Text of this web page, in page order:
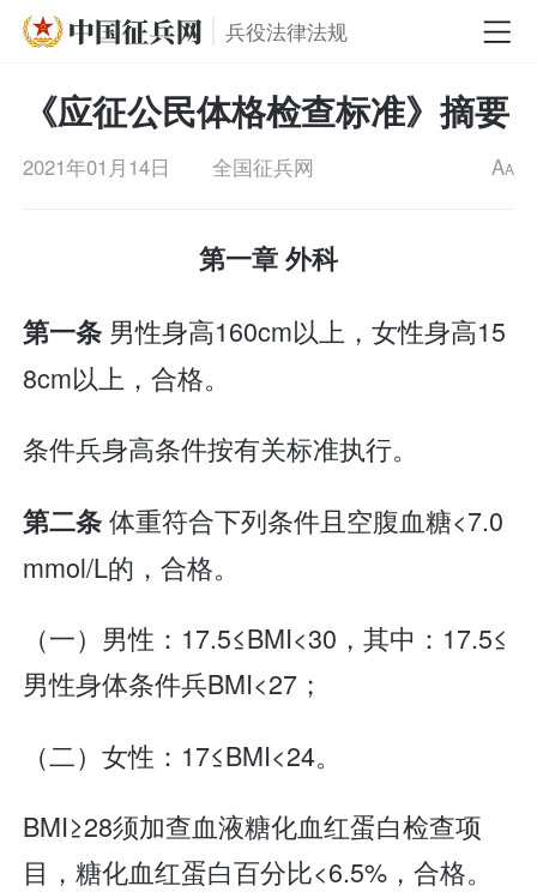
兵役法律法规
《应征公民体格检查标准》摘要
2021年01月14日 全国征兵网 AA
第一章 外科
第一条 男性身高160cm以上，女性身高15
8cm以上，合格。
条件兵身高条件按有关标准执行。
第二条体重符合下列条件且空腹血糖<7.0
mmol/L的，合格。
（一）男性：17.5≤BMI<30，其中：17.5≤
男性身体条件兵BMI<27；
（二）女性：17≤BMI<24。
BMI≥28须加查血液糖化血红蛋白检查项
目，糖化血红蛋白百分比<6.5%，合格。